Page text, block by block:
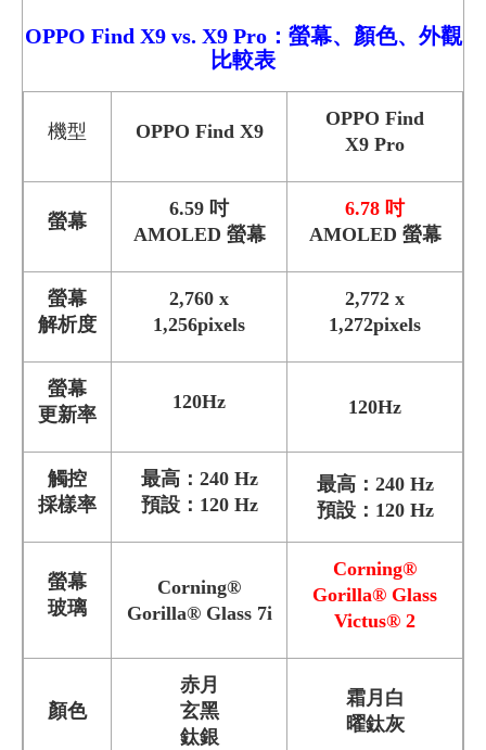
OPPO Find X9 vs. X9 Pro：螢幕、顏色、外觀
比較表
機型 OPPO Find X9
OPPO Find
X9 Pro
螢幕
6.59 吋
AMOLED 螢幕
6.78 吋
AMOLED 螢幕
螢幕
解析度
2,760 x
1,256pixels
2,772 x
1,272pixels
螢幕
更新率
120Hz 120Hz
觸控
採樣率
最高：240 Hz
預設：120 Hz
最高：240 Hz
預設：120 Hz
螢幕
玻璃
Corning®
Gorilla® Glass 7i
Corning®
Gorilla® Glass
Victus® 2
顏色
赤月
玄黑
鈦銀
霜月白
曜鈦灰